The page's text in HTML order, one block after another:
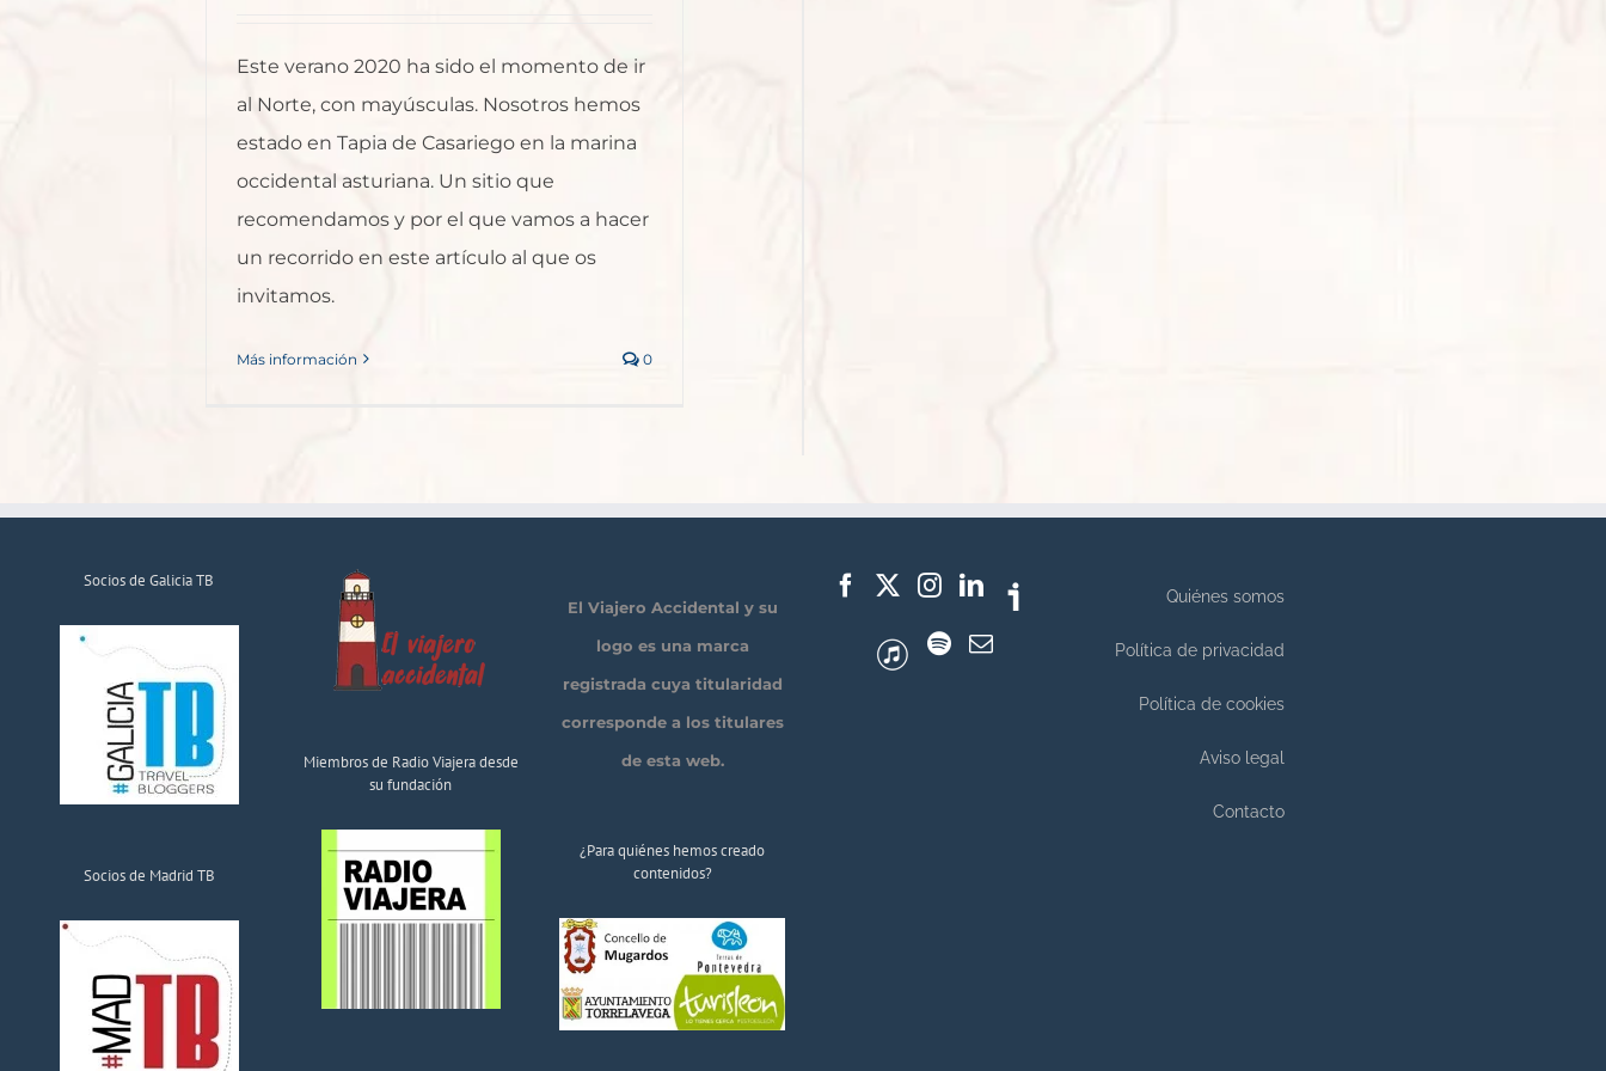
Este verano 2020 ha sido el momento de ir
al Norte, con mayúsculas. Nosotros hemos
estado en Tapia de Casariego en la marina
occidental asturiana. Un sitio que
recomendamos y por el que vamos a hacer
un recorrido en este artículo al que os
invitamos.
Más información 0
Socios de Galicia TB
Socios de Madrid TB
Miembros de Radio Viajera desde
su fundación
El Viajero Accidental y su
logo es una marca
registrada cuya titularidad
corresponde a los titulares
de esta web.
¿Para quiénes hemos creado
contenidos?
Quiénes somos
Política de privacidad
Política de cookies
Aviso legal
Contacto